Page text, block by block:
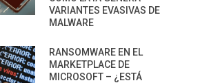
VARIANTES EVASIVAS DE
MALWARE
RANSOMWARE EN EL
MARKETPLACE DE
MICROSOFT – ¿ESTÁ